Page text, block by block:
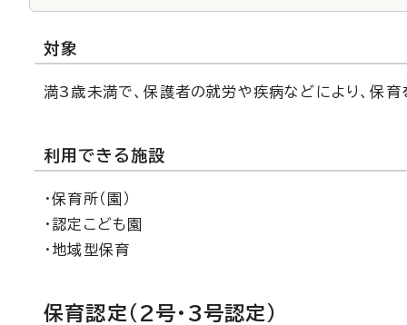
対象
満3歳未満で、保護者の就労や疾病などにより、保育
利用できる施設
・保育所（園）
・認定こども園
・地域型保育
保育認定（2号・3号認定）